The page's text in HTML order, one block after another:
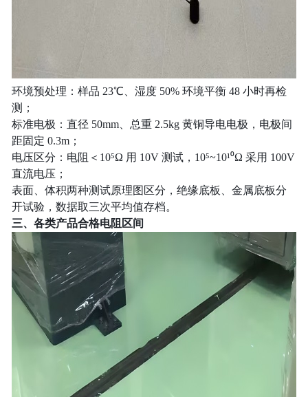
环境预处理：样品 23℃、湿度 50% 环境平衡 48 小时再检
测；
标准电极：直径 50mm、总重 2.5kg 黄铜导电电极，电极间
距固定 0.3m；
电压区分：电阻＜10⁵Ω 用 10V 测试，10⁵~10¹⁰Ω 采用 100V
直流电压；
表面、体积两种测试原理图区分，绝缘底板、金属底板分
开试验，数据取三次平均值存档。
三、各类产品合格电阻区间